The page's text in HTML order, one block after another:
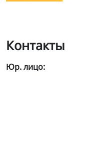
Контакты
Юр. лицо: